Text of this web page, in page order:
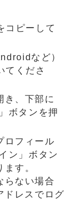
コピーして
など）
てくださ
き、下部に
ボタンを押
ロフィール
ン」ボタン
す。
らない場合
レスでログ